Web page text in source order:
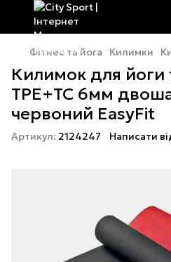
Фітнес та йога Килимки
Килимок для йоги
TPE+TC 6мм
червоний EasyFit
Артикул: 2124247 Написати